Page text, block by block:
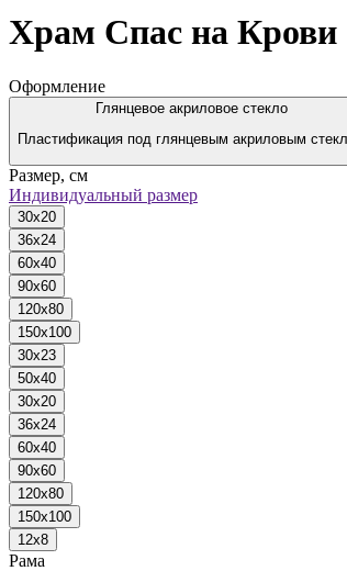
Храм Спас на Крови
Оформление
Глянцевое акриловое стекло
Пластификация под глянцевым акриловым
Размер, см
Индивидуальный размер
30x20
36x24
60x40
90x60
120x80
150x100
30x23
50x40
30x20
36x24
60x40
90x60
120x80
150x100
12x8
Рама